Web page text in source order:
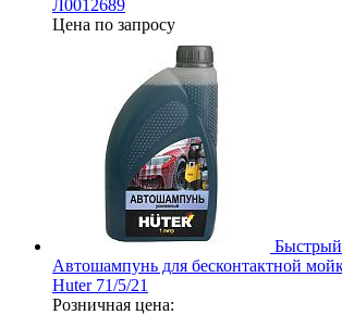
Л0012689
Цена по запросу
Автошампунь для бесконтактной
Huter 71/5/21
Розничная цена: